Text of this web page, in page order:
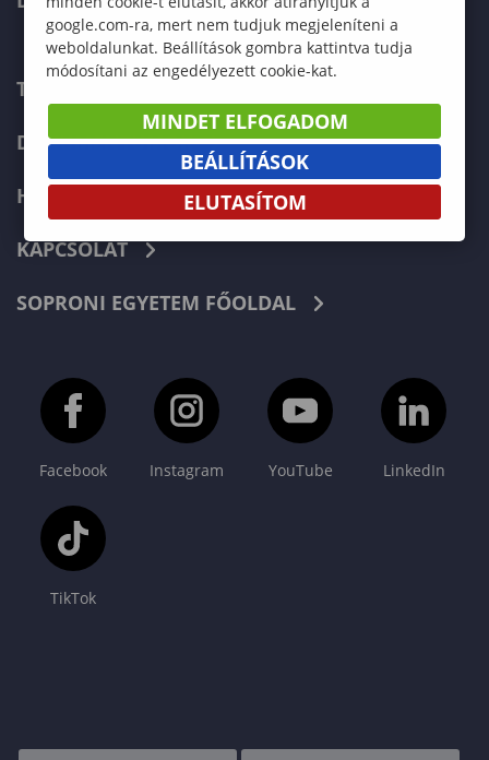
TELEFONKÖNYV
DOKUMENTUMOK
HÍREK
KAPCSOLAT
SOPRONI EGYETEM FŐOLDAL
Facebook Instagram YouTube LinkedIn
TikTok
google.com-ra, mert nem tudjuk megjeleníteni a
weboldalunkat. Beállítások gombra kattintva tudja
módosítani az engedélyezett cookie-kat.
MINDET ELFOGADOM
BEÁLLÍTÁSOK
ELUTASÍTOM